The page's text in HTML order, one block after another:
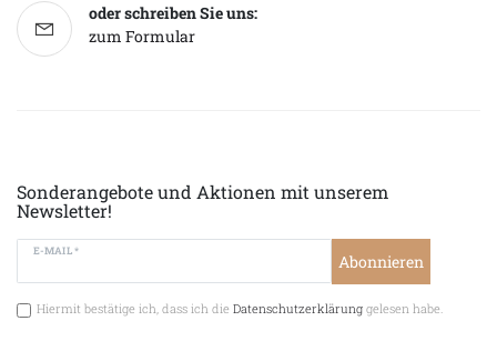
oder schreiben Sie uns:
zum Formular
Sonderangebote und Aktionen mit unserem
Newsletter!
E-MAIL *
Abonnieren
Hiermit bestätige ich, dass ich die Datenschutzerklärunggelesen habe.